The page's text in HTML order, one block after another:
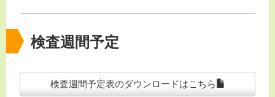
検査週間予定
検査週間予定表のダウンロードはこちら